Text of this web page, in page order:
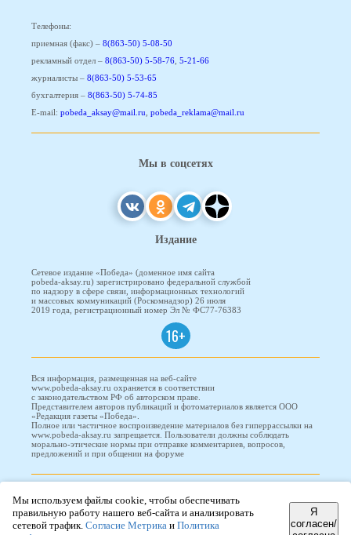
Телефоны:
приемная (факс) – 8(863-50) 5-08-50
рекламный отдел – 8(863-50) 5-58-76 5-21-66
журналисты – 8(863-50) 5-53-65
бухгалтерия – 8(863-50) 5-74-85
E-mail: pobeda_aksay@mail.ru pobeda_reklama@mail.ru
Мы в соцсетях
Издание
Сетевое издание «Победа» (доменное имя сайта
pobeda-aksay.ru) зарегистрировано федеральной службой
по надзору в сфере связи, информационных технологий
и массовых коммуникаций (Роскомнадзор) 26 июля
2019 года, регистрационный номер Эл № ФС77-76383
16+
Вся информация, размещенная на веб-сайте
www.pobeda-aksay.ru охраняется в соответствии
с законодательством РФ об авторском праве.
Представителем авторов публикаций и фотоматериалов является ООО
«Редакция газеты «Победа».
Полное или частичное воспроизведение материалов без гиперрассылки на
www.pobeda-aksay.ru запрещается. Пользователи должны соблюдать
морально-этические нормы при отправке комментариев, вопросов,
предложений и при общении на форуме
Мы используем файлы cookie, чтобы обеспечивать
правильную работу нашего веб-сайта и анализировать
сетевой трафик. Согласие Метрика и Политика
Я
согласен/